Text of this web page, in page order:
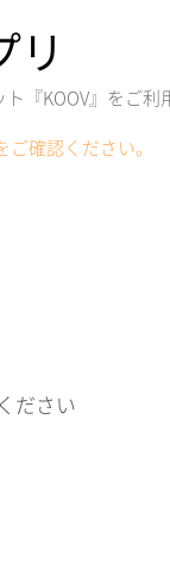
リ
『KOOV』をご利
ご確認ください。
ださい